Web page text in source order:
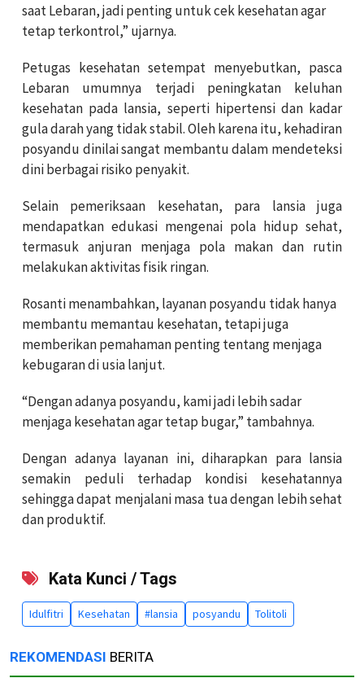
saat Lebaran, jadi penting untuk cek kesehatan agar
tetap terkontrol,” ujarnya.
Petugas kesehatan setempat menyebutkan, pasca
Lebaran umumnya terjadi peningkatan keluhan
kesehatan pada lansia, seperti hipertensi dan kadar
gula darah yang tidak stabil. Oleh karena itu, kehadiran
posyandu dinilai sangat membantu dalam mendeteksi
dini berbagai risiko penyakit.
Selain pemeriksaan kesehatan, para lansia juga
mendapatkan edukasi mengenai pola hidup sehat,
termasuk anjuran menjaga pola makan dan rutin
melakukan aktivitas fisik ringan.
Rosanti menambahkan, layanan posyandu tidak hanya
membantu memantau kesehatan, tetapi juga
memberikan pemahaman penting tentang menjaga
kebugaran di usia lanjut.
“Dengan adanya posyandu, kami jadi lebih sadar
menjaga kesehatan agar tetap bugar,” tambahnya.
Dengan adanya layanan ini, diharapkan para lansia
semakin peduli terhadap kondisi kesehatannya
sehingga dapat menjalani masa tua dengan lebih sehat
dan produktif.
Kata Kunci / Tags
Idulfitri Kesehatan #lansia posyandu Tolitoli
REKOMENDASI BERITA